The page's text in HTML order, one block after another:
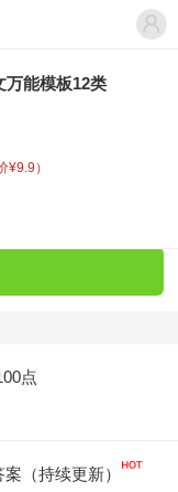
万能模板12类
¥9.9）
点
（持续更新）